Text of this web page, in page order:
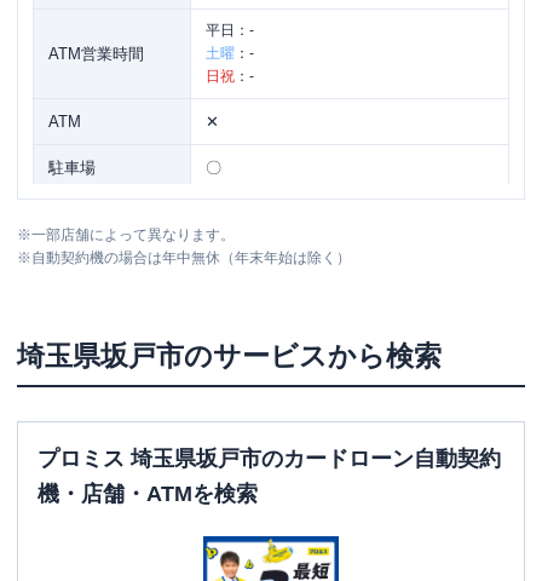
ATM営業時間
平日： -
土曜 ： -
日祝 ： -
ATM ✕
駐車場 〇
※一部店舗によって異なります。
※自動契約機の場合は年中無休（年末年始は除く）
埼玉県坂戸市のサービスから検索
プロミス 埼玉県坂戸市のカードローン自動契約
機・店舗・ATMを検索